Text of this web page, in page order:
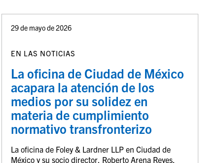
29 de mayo de 2026
EN LAS NOTICIAS
La oficina de Ciudad de México
acapara la atención de los
medios por su solidez en
materia de cumplimiento
normativo transfronterizo
La oficina de Foley & Lardner LLP en Ciudad de
México y su socio director, Roberto Arena Reyes,